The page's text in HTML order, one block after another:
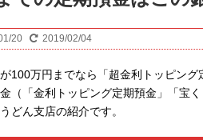
20 2019/02/04
100万円までなら「超金利トッピン
（「金利トッピング定期預金」「宝
どん支店の紹介です。